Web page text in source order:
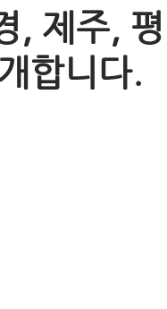
책 소개 ESTC 2017
, 제주, 평
합니다.